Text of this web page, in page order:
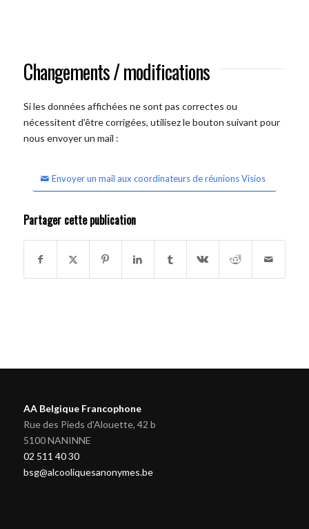
Changements / modifications
Si les données affichées ne sont pas correctes ou
nécessitent d'être corrigées, utilisez le bouton suivant pour
nous envoyer un mail :
Envoyer un mail aux coordinateurs de réunions Visios
Partager cette publication
AA Belgique Francophone
Rue des Pieds d'Alouette, 42 b
5100 NANINNE
02 511 40 30
bsg@alcooliquesanonymes.be